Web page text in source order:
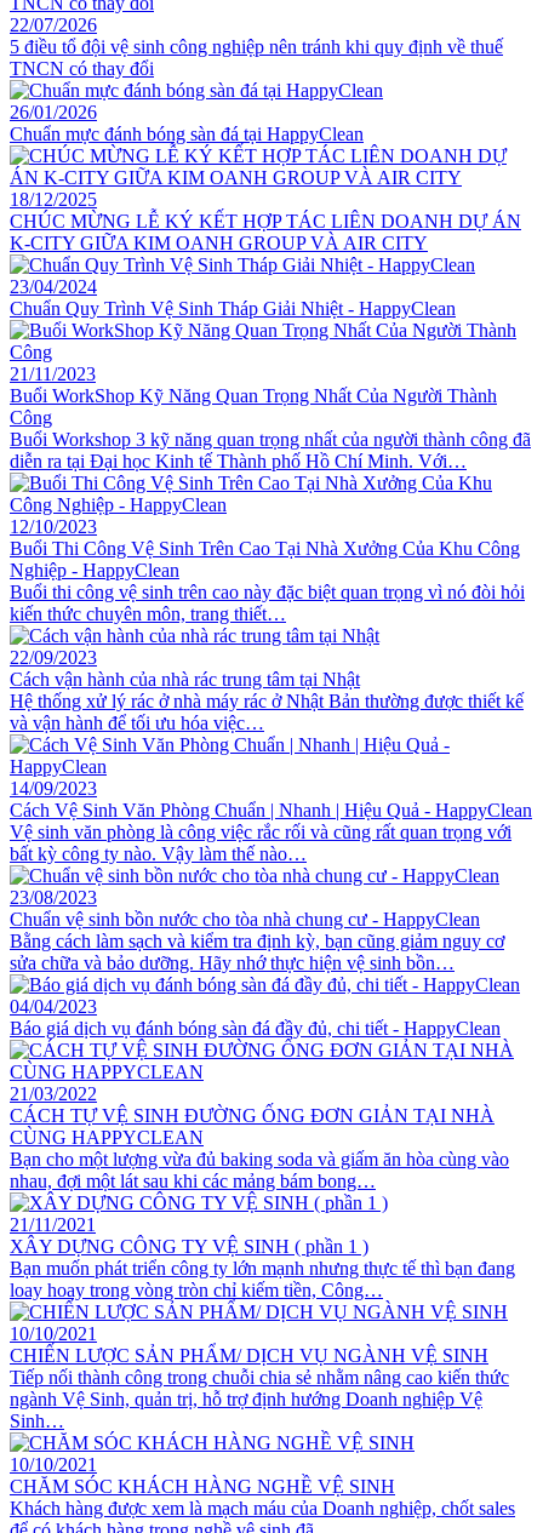
22/07/2026
5 điều tổ đội vệ sinh công nghiệp nên tránh khi quy định về thuế
TNCN có thay đổi
26/01/2026
Chuẩn mực đánh bóng sàn đá tại HappyClean
18/12/2025
CHÚC MỪNG LỄ KÝ KẾT HỢP TÁC LIÊN DOANH DỰ ÁN
K-CITY GIỮA KIM OANH GROUP VÀ AIR CITY
23/04/2024
Chuẩn Quy Trình Vệ Sinh Tháp Giải Nhiệt - HappyClean
21/11/2023
Buổi WorkShop Kỹ Năng Quan Trọng Nhất Của Người Thành
Công
Buổi Workshop 3 kỹ năng quan trọng nhất của người thành công đã
diễn ra tại Đại học Kinh tế Thành phố Hồ Chí Minh. Với…
12/10/2023
Buổi Thi Công Vệ Sinh Trên Cao Tại Nhà Xưởng Của Khu Công
Nghiệp - HappyClean
Buổi thi công vệ sinh trên cao này đặc biệt quan trọng vì nó đòi hỏi
kiến thức chuyên môn, trang thiết…
22/09/2023
Cách vận hành của nhà rác trung tâm tại Nhật
Hệ thống xử lý rác ở nhà máy rác ở Nhật Bản thường được thiết kế
và vận hành để tối ưu hóa việc…
14/09/2023
Cách Vệ Sinh Văn Phòng Chuẩn | Nhanh | Hiệu Quả - HappyClean
Vệ sinh văn phòng là công việc rắc rối và cũng rất quan trọng với
bất kỳ công ty nào. Vậy làm thế nào…
23/08/2023
Chuẩn vệ sinh bồn nước cho tòa nhà chung cư - HappyClean
Bằng cách làm sạch và kiểm tra định kỳ, bạn cũng giảm nguy cơ
sửa chữa và bảo dưỡng. Hãy nhớ thực hiện vệ sinh bồn…
04/04/2023
Báo giá dịch vụ đánh bóng sàn đá đầy đủ, chi tiết - HappyClean
21/03/2022
CÁCH TỰ VỆ SINH ĐƯỜNG ỐNG ĐƠN GIẢN TẠI NHÀ
CÙNG HAPPYCLEAN
Bạn cho một lượng vừa đủ baking soda và giấm ăn hòa cùng vào
nhau, đợi một lát sau khi các mảng bám bong…
21/11/2021
XÂY DỰNG CÔNG TY VỆ SINH ( phần 1 )
Bạn muốn phát triển công ty lớn mạnh nhưng thực tế thì bạn đang
loay hoay trong vòng tròn chỉ kiếm tiền, Công…
10/10/2021
CHIẾN LƯỢC SẢN PHẨM/ DỊCH VỤ NGÀNH VỆ SINH
Tiếp nối thành công trong chuỗi chia sẻ nhằm nâng cao kiến thức
ngành Vệ Sinh, quản trị, hỗ trợ định hướng Doanh nghiệp Vệ
Sinh…
10/10/2021
CHĂM SÓC KHÁCH HÀNG NGHỀ VỆ SINH
Khách hàng được xem là mạch máu của Doanh nghiệp, chốt sales